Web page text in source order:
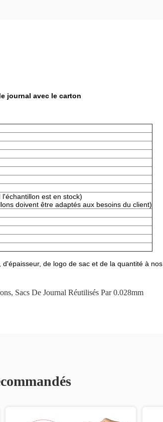
journal avec le carton
est en stock)
doivent être adaptés aux besoins du client)
de logo de sac et de la quantité à
, Sacs De Journal Réutilisés Par 0.028mm